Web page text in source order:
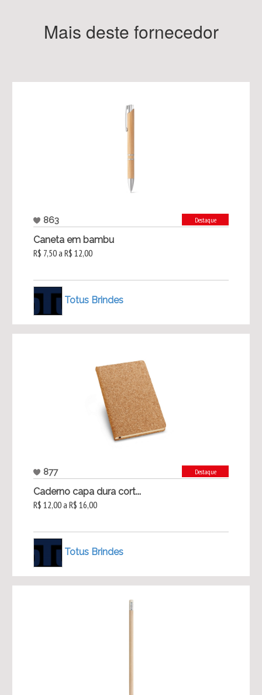
Mais deste fornecedor
863 Destaque
Caneta em bambu
R$ 7,50 a R$ 12,00
Totus Brindes
877 Destaque
Caderno capa dura cort...
R$ 12,00 a R$ 16,00
Totus Brindes